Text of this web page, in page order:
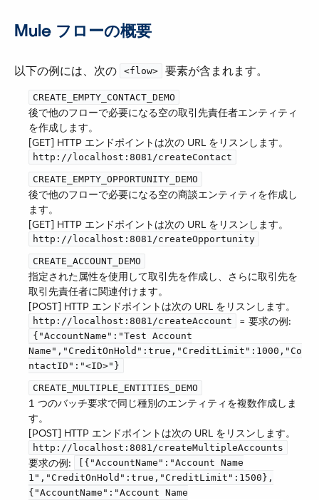
Mule フローの概要
以下の例には、次の ​ <flow> ​ 要素が含まれます。
CREATE_EMPTY_CONTACT_DEMO
後で他のフローで必要になる空の取引先責任者エンティティ
を作成します。
[GET] HTTP エンドポイントは次の URL をリスンします。​
http://localhost:8081/createContact
CREATE_EMPTY_OPPORTUNITY_DEMO
後で他のフローで必要になる空の商談エンティティを作成し
ます。
[GET] HTTP エンドポイントは次の URL をリスンします。​
http://localhost:8081/createOpportunity
CREATE_ACCOUNT_DEMO
指定された属性を使用して取引先を作成し、さらに取引先を
取引先責任者に関連付けます。
[POST] HTTP エンドポイントは次の URL をリスンします。​
http://localhost:8081/createAccount ​ = 要求の例:
{"AccountName":"Test Account
Name","CreditOnHold":true,"CreditLimit":1000,"Co
ntactID":"<ID>"}
CREATE_MULTIPLE_ENTITIES_DEMO
1 つのバッチ要求で同じ種別のエンティティを複数作成しま
す。
[POST] HTTP エンドポイントは次の URL をリスンします。​
http://localhost:8081/createMultipleAccounts
要求の例:
[{"AccountName":"Account Name
1","CreditOnHold":true,"CreditLimit":1500},
{"AccountName":"Account Name